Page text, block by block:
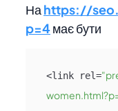
Наhttps://
p=4має бути
<link rel=